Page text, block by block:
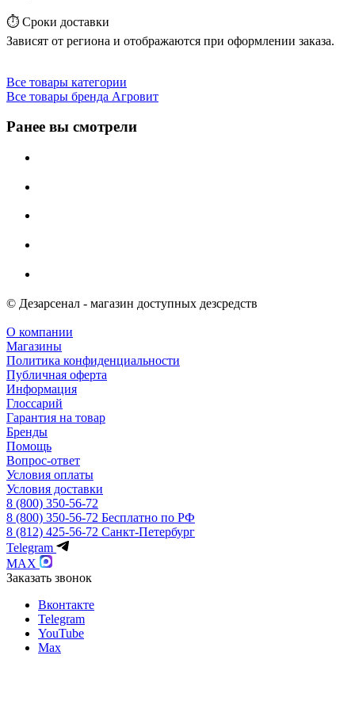
⏱️ Сроки доставки
Зависят от региона и отображаются при оформлении заказа.
Все товары категории
Все товары бренда Агровит
Ранее вы смотрели
© Дезарсенал - магазин доступных дезсредств
О компании
Магазины
Политика конфиденциальности
Публичная оферта
Информация
Глоссарий
Гарантия на товар
Бренды
Помощь
Вопрос-ответ
Условия оплаты
Условия доставки
8 (800) 350-56-72
8 (800) 350-56-72 Бесплатно по РФ
8 (812) 425-56-72 Санкт-Петербург
Telegram
MAX
Заказать звонок
Вконтакте
Telegram
YouTube
Max